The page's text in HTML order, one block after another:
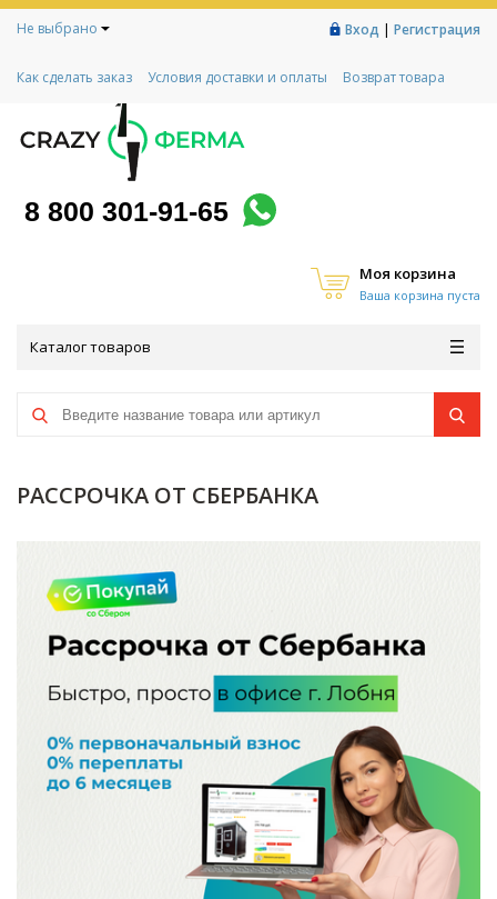
Не выбрано Вход | Регистрация
Как сделать заказ Условия доставки и оплаты
Возврат товара
Контакты
Социальный контракт
Любимая ферма
8 800 301-91-65
Моя корзина
Ваша корзина пуста
Каталог товаров
РАССРОЧКА ОТ СБЕРБАНКА